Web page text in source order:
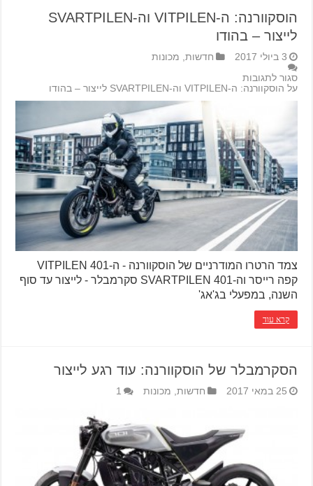
הוסקוורנה: ה-VITPILEN וה-SVARTPILEN
לייצור – בהודו
3 ביולי 2017 חדשות, מכונות
סגור לתגובות
על הוסקוורנה: ה-VITPILEN וה-SVARTPILEN לייצור – בהודו
צמד הרטרו המודרניים של הוסקוורנה - ה-VITPILEN 401
קפה רייסר וה-SVARTPILEN 401 סקרמבלר - לייצור עד סוף
השנה, במפעלי בג'אג'
קרא עוד
הסקרמבלר של הוסקוורנה: עוד רגע לייצור
25 במאי 2017 חדשות מכונות 1